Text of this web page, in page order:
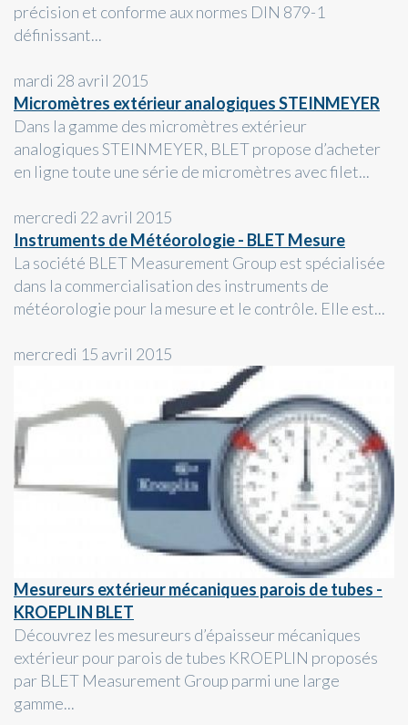
précision et conforme aux normes DIN 879-1
définissant...
mardi 28 avril 2015
Micromètres extérieur analogiques STEINMEYER
Dans la gamme des micromètres extérieur
analogiques STEINMEYER, BLET propose d’acheter
en ligne toute une série de micromètres avec filet...
mercredi 22 avril 2015
Instruments de Météorologie - BLET Mesure
La société BLET Measurement Group est spécialisée
dans la commercialisation des instruments de
météorologie pour la mesure et le contrôle. Elle est...
mercredi 15 avril 2015
Mesureurs extérieur mécaniques parois de tubes -
KROEPLIN BLET
Découvrez les mesureurs d’épaisseur mécaniques
extérieur pour parois de tubes KROEPLIN proposés
par BLET Measurement Group parmi une large
gamme...